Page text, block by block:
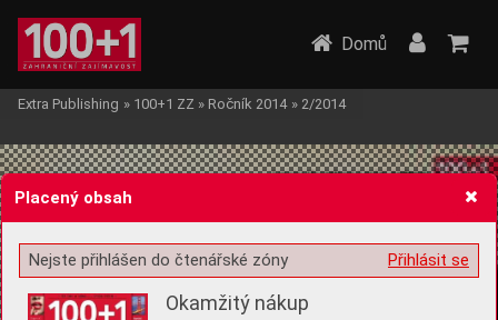
Žádost o souhlas s ukládáním volitelných informací
Domů
Extra Publishing » 100+1 ZZ » Ročník 2014 » 2/2014
Placený obsah
Přihlásit se
Nejste přihlášen do čtenářské zóny
Okamžitý nákup